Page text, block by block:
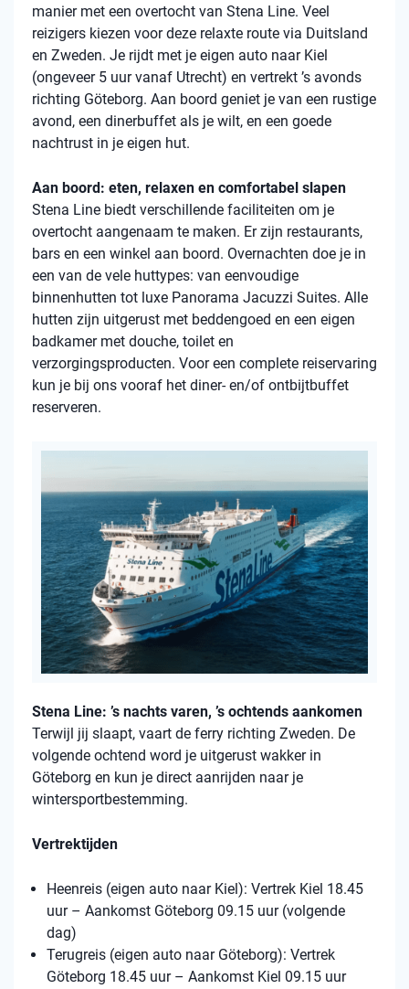
manier met een overtocht van Stena Line. Veel
reizigers kiezen voor deze relaxte route via Duitsland
en Zweden. Je rijdt met je eigen auto naar Kiel
(ongeveer 5 uur vanaf Utrecht) en vertrekt ’s avonds
richting Göteborg. Aan boord geniet je van een rustige
avond, een dinerbuffet als je wilt, en een goede
nachtrust in je eigen hut.
Aan boord: eten, relaxen en comfortabel slapen
Stena Line biedt verschillende faciliteiten om je
overtocht aangenaam te maken. Er zijn restaurants,
bars en een winkel aan boord. Overnachten doe je in
een van de vele huttypes: van eenvoudige
binnenhutten tot luxe Panorama Jacuzzi Suites. Alle
hutten zijn uitgerust met beddengoed en een eigen
badkamer met douche, toilet en
verzorgingsproducten. Voor een complete reiservaring
kun je bij ons vooraf het diner- en/of ontbijtbuffet
reserveren.
Stena Line: ’s nachts varen, ’s ochtends aankomen
Terwijl jij slaapt, vaart de ferry richting Zweden. De
volgende ochtend word je uitgerust wakker in
Göteborg en kun je direct aanrijden naar je
wintersportbestemming.
Vertrektijden
Heenreis (eigen auto naar Kiel): Vertrek Kiel 18.45
uur – Aankomst Göteborg 09.15 uur (volgende
dag)
Terugreis (eigen auto naar Göteborg): Vertrek
Göteborg 18.45 uur – Aankomst Kiel 09.15 uur